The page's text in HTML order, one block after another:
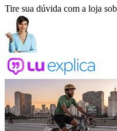
Tire sua dúvida com a loja